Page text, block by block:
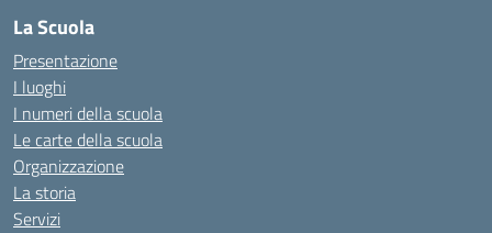
La Scuola
Presentazione
I luoghi
I numeri della scuola
Le carte della scuola
Organizzazione
La storia
Servizi